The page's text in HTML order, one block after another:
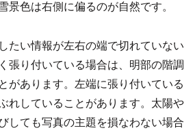
景色は右側に偏るのが自然です。
たい情報が左右の端で切れていない
張り付いている場合は、明部の階調
があります。左端に張り付いている
れしていることがあります。太陽や
しても写真の主題を損なわない場合